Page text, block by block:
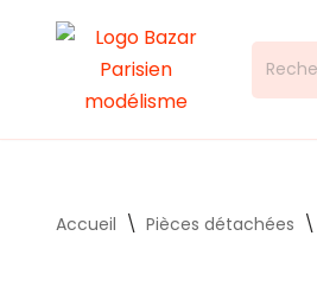
Accueil \ Pièces détachées \